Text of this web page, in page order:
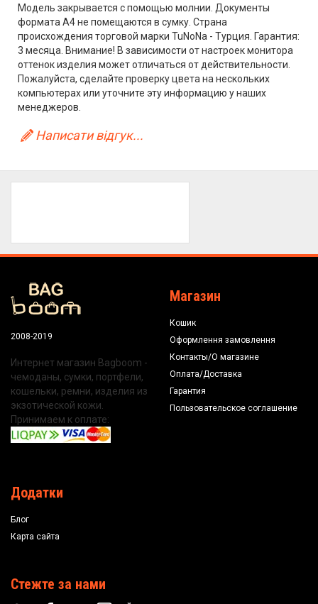
Модель закрывается с помощью молнии. Документы
формата А4 не помещаются в сумку. Страна
происхождения торговой марки TuNoNа - Турция. Гарантия:
3 месяца. Внимание! В зависимости от настроек монитора
оттенок изделия может отличаться от действительности.
Пожалуйста, сделайте проверку цвета на нескольких
компьютерах или уточните эту информацию у наших
менеджеров.
Написати відгук...
2008-2019
Интернет магазин Bagboom -
чемоданы, сумки, портфели,
кошельки, ремни, изделия из
экзотической кожи.
Принимаем к оплате:
Магазин
Кошик
Оформлення замовлення
Контакты/О магазине
Оплата/Доставка
Гарантия
Пользовательское соглашение
Додатки
Блог
Карта сайта
Стежте за нами